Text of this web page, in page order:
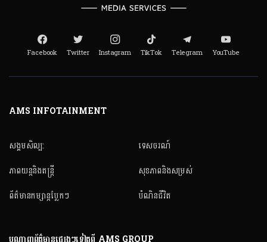
Facebook Twitter Instagram TikTok Telegram YouTube
AMS INFOTAINMENT
សង្គមសិល្ប:
ភាពយន្តនិងតន្ត្រី
ព័ត៌មានកម្សាន្តប្លែកៗ
ទេសចរណ៍
សុខភាពនិងសម្រស់
បំណិនជីវិត